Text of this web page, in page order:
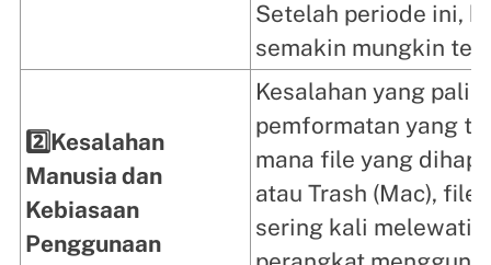
Setelah periode ini,
semakin mungkin
2️⃣Kesalahan
Manusia dan
Kebiasaan
Penggunaan
Kesalahan yang
pemformatan yang
mana file yang
atau Trash (Mac),
sering kali melewati